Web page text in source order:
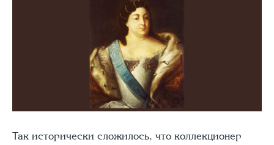
Так исторически сложилось, что коллек­ционер